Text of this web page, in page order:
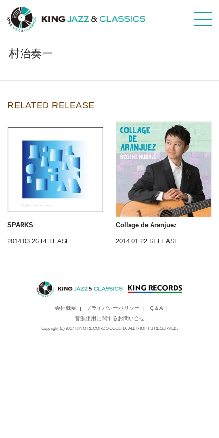
村治奏一
RELATED RELEASE
SPARKS
2014.03.26 RELEASE
Collage de Aranjuez
2014.01.22 RELEASE
会社概要 | プライバシーポリシー | Q＆A |
音源使用に関するお問い合せ
Copyright (c) 2017 KING RECORDS CO.,LTD. ALL RIGHTS RESERVED.